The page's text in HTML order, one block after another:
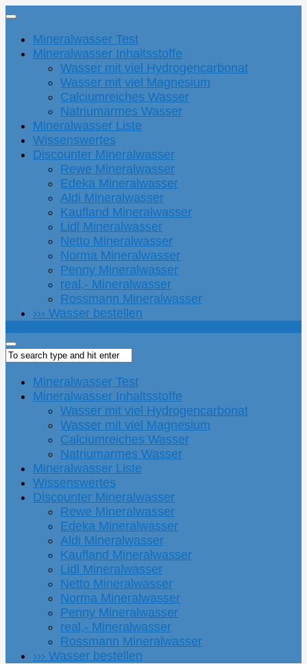
Mineralwasser Test
Mineralwasser Inhaltsstoffe
Wasser mit viel Hydrogencarbonat
Wasser mit viel Magnesium
Calciumreiches Wasser
Natriumarmes Wasser
Mineralwasser Liste
Wissenswertes
Discounter Mineralwasser
Rewe Mineralwasser
Edeka Mineralwasser
Aldi Mineralwasser
Kaufland Mineralwasser
Lidl Mineralwasser
Netto Mineralwasser
Norma Mineralwasser
Penny Mineralwasser
real,- Mineralwasser
Rossmann Mineralwasser
››› Wasser bestellen
Mineralwasser Test
Mineralwasser Inhaltsstoffe
Wasser mit viel Hydrogencarbonat
Wasser mit viel Magnesium
Calciumreiches Wasser
Natriumarmes Wasser
Mineralwasser Liste
Wissenswertes
Discounter Mineralwasser
Rewe Mineralwasser
Edeka Mineralwasser
Aldi Mineralwasser
Kaufland Mineralwasser
Lidl Mineralwasser
Netto Mineralwasser
Norma Mineralwasser
Penny Mineralwasser
real,- Mineralwasser
Rossmann Mineralwasser
››› Wasser bestellen